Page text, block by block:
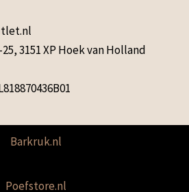
3151 XP Hoek van Holland
Barkruk.nl
Poefstore.nl